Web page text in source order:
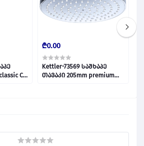
CB
₾0.00
Kettler-73569 საშხაპე
თავაკი 205mm premium